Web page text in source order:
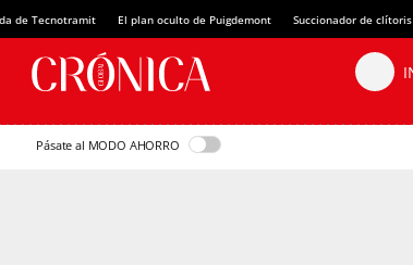
de Tecnotramit El plan oculto de Puigdemont Succionador de clítoris
Pásate al MODO AHORRO